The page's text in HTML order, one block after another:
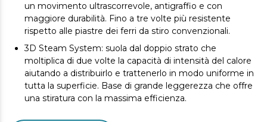
un movimento ultrascorrevole, antigraffio e con
maggiore durabilità. Fino a tre volte più resistente
rispetto alle piastre dei ferri da stiro convenzionali.
3D Steam System: suola dal doppio strato che
moltiplica di due volte la capacità di intensità del calore
aiutando a distribuirlo e trattenerlo in modo uniforme in
tutta la superficie. Base di grande leggerezza che offre
una stiratura con la massima efficienza.